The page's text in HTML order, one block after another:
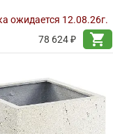
ожидается 12.08.26г.
78 624 ₽
shopping_cart